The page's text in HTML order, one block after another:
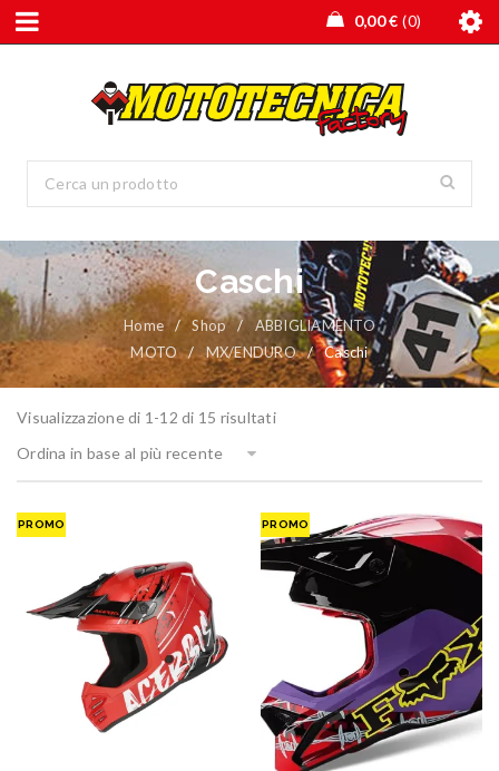
0,00€ 0
Caschi
Home / Shop /
ABBIGLIAMENTO
MOTO
/ MX/ENDURO / Caschi
Visualizzazione di 1-12 di 15 risultati
Ordina in base al più recente
PROMO PROMO